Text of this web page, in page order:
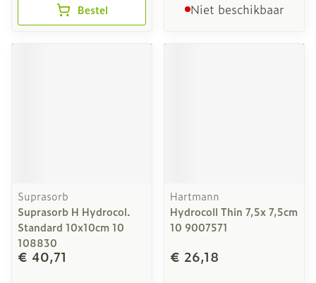
Bestel Niet beschikbaar
Suprasorb
Suprasorb H Hydrocol.
Standard 10x10cm 10
108830
€ 40,71
Hartmann
Hydrocoll Thin 7,5x 7,5cm
10 9007571
€ 26,18